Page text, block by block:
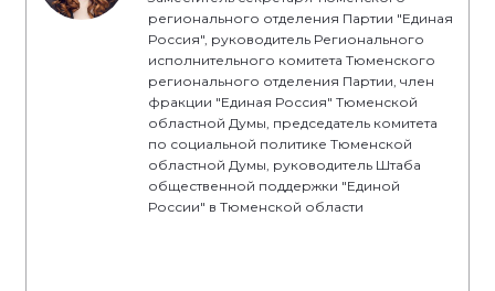
регионального отделения Партии "Единая
Россия", руководитель Регионального
исполнительного комитета Тюменского
регионального отделения Партии, член
фракции "Единая Россия" Тюменской
областной Думы, председатель комитета
по социальной политике Тюменской
областной Думы, руководитель Штаба
общественной поддержки "Единой
России" в Тюменской области